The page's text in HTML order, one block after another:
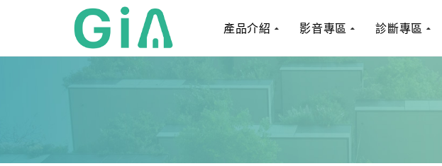
產品介紹 影音專區 診斷專區